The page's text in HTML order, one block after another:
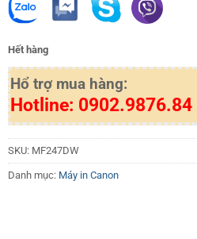
Hết hàng
Hổ trợ mua hàng:
Hotline: 0902.9876.84
SKU: MF247DW
Danh mục: Máy in Canon